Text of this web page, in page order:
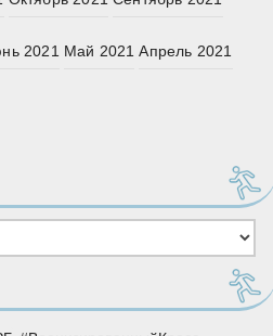
2021 Май 2021 Апрель 2021